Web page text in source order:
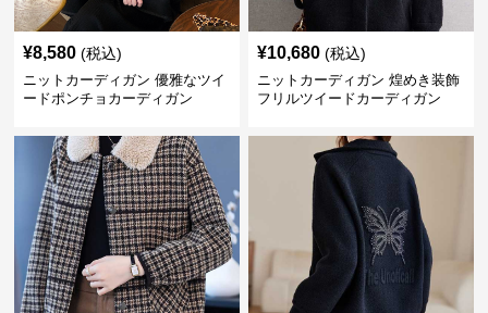
¥8,580 (税込)
ニットカーディガン 優雅なツイ
ードポンチョカーディガン
¥10,680 (税込)
ニットカーディガン 煌めき装飾
フリルツイードカーディガン